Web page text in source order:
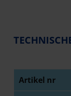
Artikel nr